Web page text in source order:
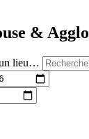
& Agglo
un lieu…